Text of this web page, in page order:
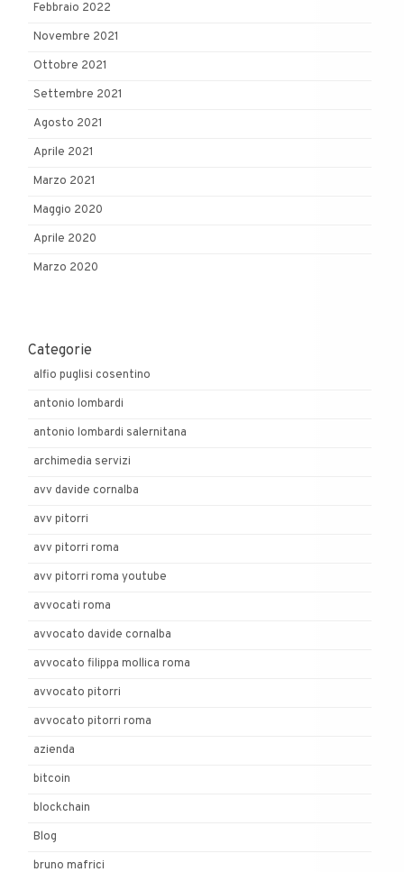
Febbraio 2022
Novembre 2021
Ottobre 2021
Settembre 2021
Agosto 2021
Aprile 2021
Marzo 2021
Maggio 2020
Aprile 2020
Marzo 2020
Categorie
alfio puglisi cosentino
antonio lombardi
antonio lombardi salernitana
archimedia servizi
avv davide cornalba
avv pitorri
avv pitorri roma
avv pitorri roma youtube
avvocati roma
avvocato davide cornalba
avvocato filippa mollica roma
avvocato pitorri
avvocato pitorri roma
azienda
bitcoin
blockchain
Blog
bruno mafrici